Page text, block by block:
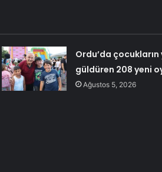
Ordu’da çocukların
güldüren 208 yeni
Ağustos 5, 2026